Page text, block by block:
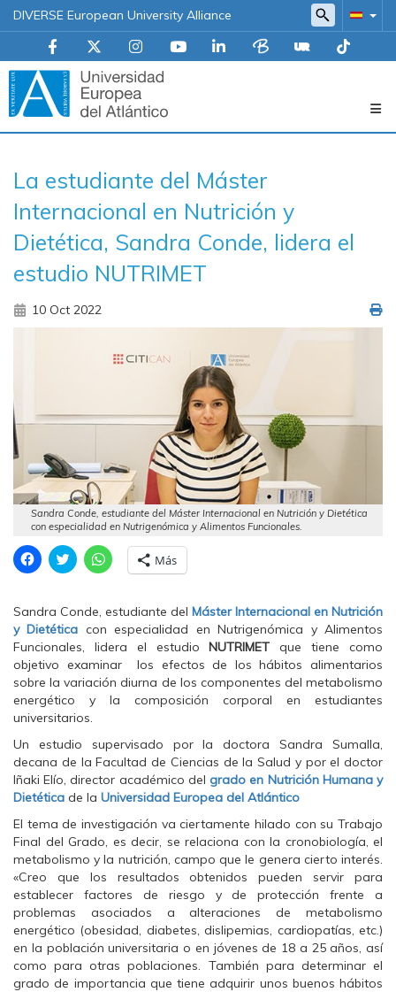
DIVERSE European University Alliance
principal
La estudiante del Máster
Internacional en Nutrición y
Dietética, Sandra Conde, lidera el
estudio NUTRIMET
10 Oct 2022
Sandra Conde, estudiante del Máster Internacional en Nutrición y Dietética
con especialidad en Nutrigenómica y Alimentos Funcionales.
H
a
i
c
p
a
r
a
c
o
m
p
i
r
e
n
a
c
e
b
o
o
k
(
S
e
a
b
e
e
H
a
i
c
p
a
r
a
c
o
m
p
r
t
i
r
e
n
w
i
t
t
e
r
(
e
a
b
r
e
n
H
a
i
a
r
a
c
o
m
r
t
i
r
e
n
h
a
t
s
A
p
(
S
e
a
b
e
e
Más
Sandra Conde, estudiante del Máster Internacional en Nutrición
y Dietética con especialidad en Nutrigenómica y Alimentos
Funcionales, lidera el estudioNUTRIMET que tiene como
objetivo examinar los efectos de los hábitos alimentarios
sobre la variación diurna de los componentes del metabolismo
energético y la composición corporal en estudiantes
universitarios.
Un estudio supervisado por la doctora Sandra Sumalla,
decana de laFacultad de Ciencias de la Salud y por el doctor
Iñaki Elío, director académico delgrado en Nutrición Humana y
Dietética de la Universidad Europea del Atlántico
El tema de investigación va ciertamente hilado con su Trabajo
Final del Grado, es decir, se relaciona con la cronobiología, el
metabolismo y la nutrición, campo que le genera cierto interés.
«Creo que los resultados obtenidos pueden servir para
establecer factores de riesgo y de protección frente a
problemas asociados a alteraciones de metabolismo
energético (obesidad, diabetes, dislipemias, cardiopatías, etc.)
en la población universitaria o en jóvenes de 18 a 25 años, así
como para otras poblaciones. También para determinar el
grado de importancia que tiene adquirir unos buenos hábitos